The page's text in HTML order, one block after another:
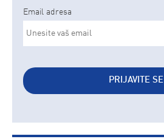
Email adresa
PRIJAVITE SE